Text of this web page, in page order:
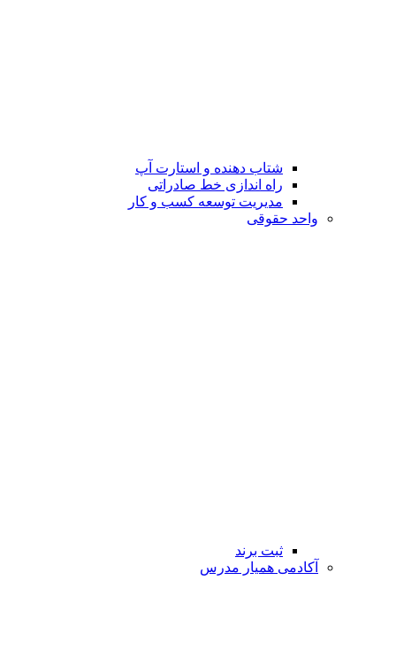
شتاب دهنده و استارت آپ
راه اندازی خط صادراتی
مدیریت توسعه کسب و کار
واحد حقوقی
ثبت برند
آکادمی همیار مدرس